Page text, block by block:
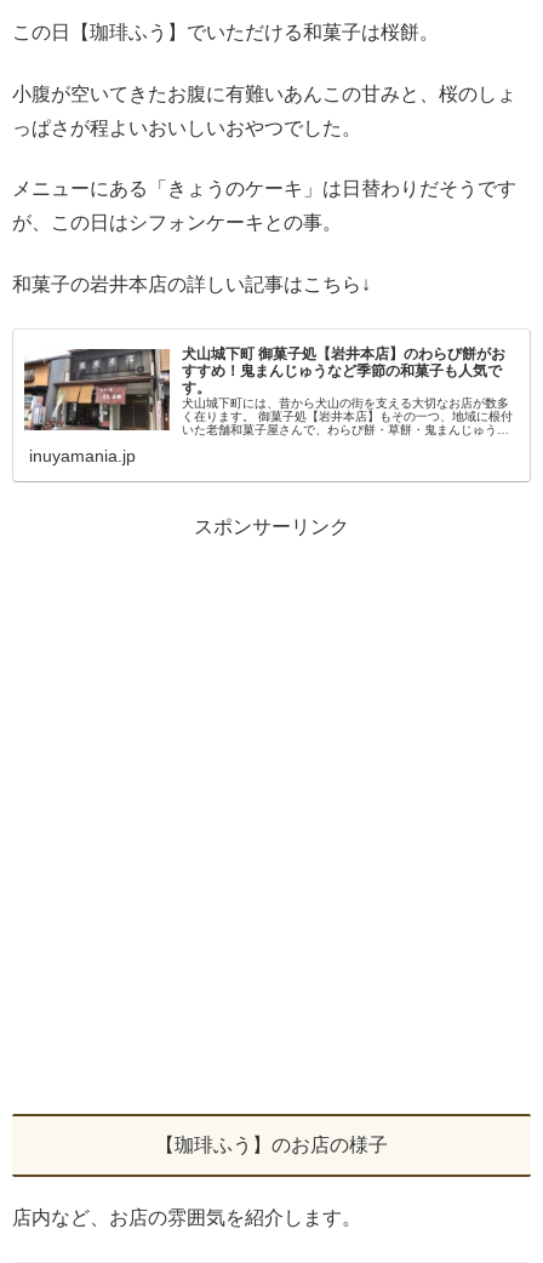
この日【珈琲ふう】でいただける和菓子は桜餅。
小腹が空いてきたお腹に有難いあんこの甘みと、桜のしょ
っぱさが程よいおいしいおやつでした。
メニューにある「きょうのケーキ」は日替わりだそうです
が、この日はシフォンケーキとの事。
和菓子の岩井本店の詳しい記事はこちら↓
犬山城下町 御菓子処【岩井本店】のわらび餅がお
すすめ！鬼まんじゅうなど季節の和菓子も人気で
す。
犬山城下町には、昔から犬山の街を支える大切なお店が数多
く在ります。 御菓子処【岩井本店】もその一つ、地域に根付
いた老舗和菓子屋さんで、わらび餅・草餅・鬼まんじゅうな
inuyamania.jp
スポンサーリンク
【珈琲ふう】のお店の様子
店内など、お店の雰囲気を紹介します。